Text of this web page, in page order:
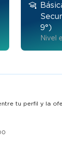
2026
9°)
Nivel
tu perfil y la